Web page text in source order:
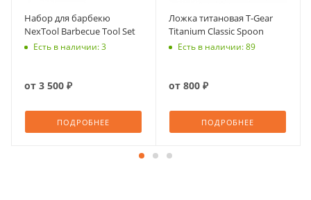
Набор для барбекю
NexTool Barbecue Tool Set
Есть в наличии: 3
от 3 500 ₽
ПОДРОБНЕЕ
Ложка титановая T-Gear
Titanium Classic Spoon
Есть в наличии: 89
от 800 ₽
ПОДРОБНЕЕ